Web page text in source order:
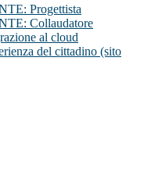
Progettista
Collaudatore
al cloud
del cittadino (sito